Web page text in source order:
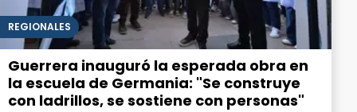
REGIONALES
Guerrera inauguró la esperada obra en
la escuela de Germania: "Se construye
con ladrillos, se sostiene con personas"